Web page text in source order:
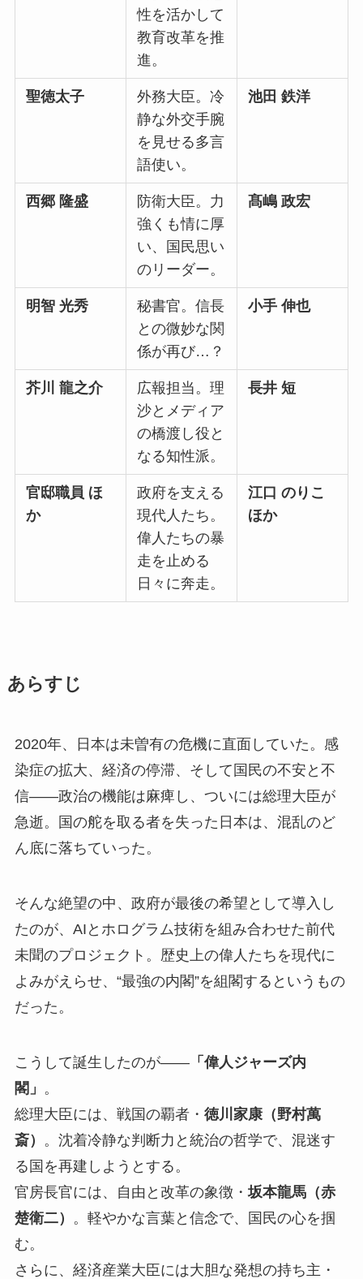
性を活かして
教育改革を推
進。
聖徳太子
外務大臣。冷
静な外交手腕
を見せる多言
語使い。
池田 鉄洋
西郷 隆盛
防衛大臣。力
強くも情に厚
い、国民思い
のリーダー。
髙嶋 政宏
明智 光秀
秘書官。信長
との微妙な関
係が再び…？
小手 伸也
芥川 龍之介
広報担当。理
沙とメディア
の橋渡し役と
なる知性派。
長井 短
官邸職員 ほ
か
政府を支える
現代人たち。
偉人たちの暴
走を止める
日々に奔走。
江口 のりこ
ほか
あらすじ
2020年、日本は未曽有の危機に直面していた。感
染症の拡大、経済の停滞、そして国民の不安と不
信――政治の機能は麻痺し、ついには総理大臣が
急逝。国の舵を取る者を失った日本は、混乱のど
ん底に落ちていった。
そんな絶望の中、政府が最後の希望として導入し
たのが、AIとホログラム技術を組み合わせた前代
未聞のプロジェクト。歴史上の偉人たちを現代に
よみがえらせ、“最強の内閣”を組閣するというもの
だった。
こうして誕生したのが――「偉人ジャーズ内
閣」 。
総理大臣には、戦国の覇者・ 徳川家康（野村萬
斎）
。沈着冷静な判断力と統治の哲学で、混迷す
る国を再建しようとする。
官房長官には、自由と改革の象徴・坂本龍馬（赤
楚衛二）
。軽やかな言葉と信念で、国民の心を掴
む。
さらに、経済産業大臣には大胆な発想の持ち主・